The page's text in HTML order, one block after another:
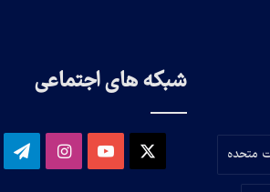
متحده
شبکه های اجتماعی
یوتیوباینستاگرام